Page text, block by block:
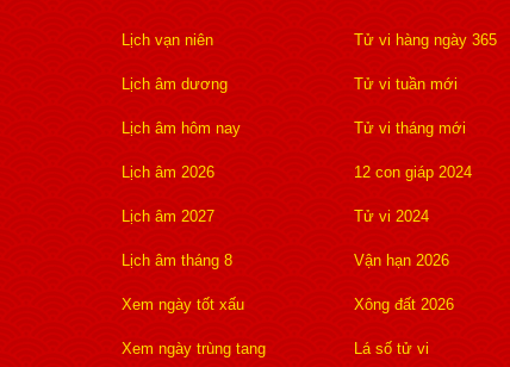
Lịch vạn niên
Lịch âm dương
Lịch âm hôm nay
Lịch âm 2026
Lịch âm 2027
Lịch âm tháng 8
Xem ngày tốt xấu
Xem ngày trùng tang
Tử vi hàng ngày 365
Tử vi tuần mới
Tử vi tháng mới
12 con giáp 2024
Tử vi 2024
Vận hạn 2026
Xông đất 2026
Lá số tử vi